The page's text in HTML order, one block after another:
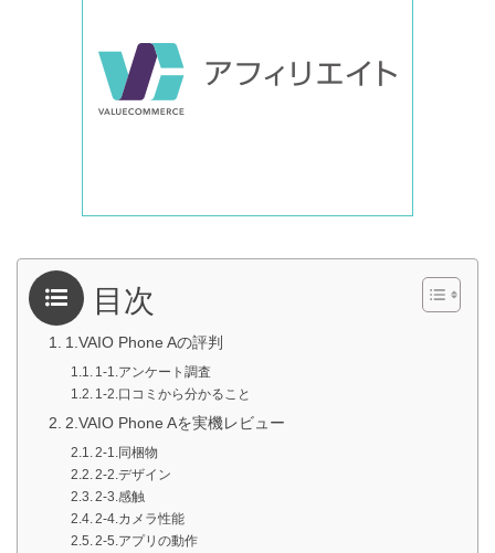
目次
1.VAIO Phone Aの評判
1-1.アンケート調査
1-2.口コミから分かること
2.VAIO Phone Aを実機レビュー
2-1.同梱物
2-2.デザイン
2-3.感触
2-4.カメラ性能
2-5.アプリの動作